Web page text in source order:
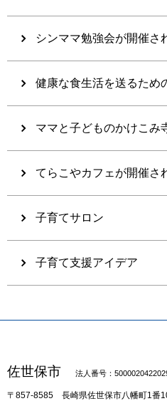
シンママ勉強会が開催さ
健康な食生活を送るため
ママと子どものかけこみ
てらこやカフェが開催さ
子育てサロン
子育て支援アイデア
佐世保市 法人番号：
〒857-8585 長崎県佐世保市八幡町1番